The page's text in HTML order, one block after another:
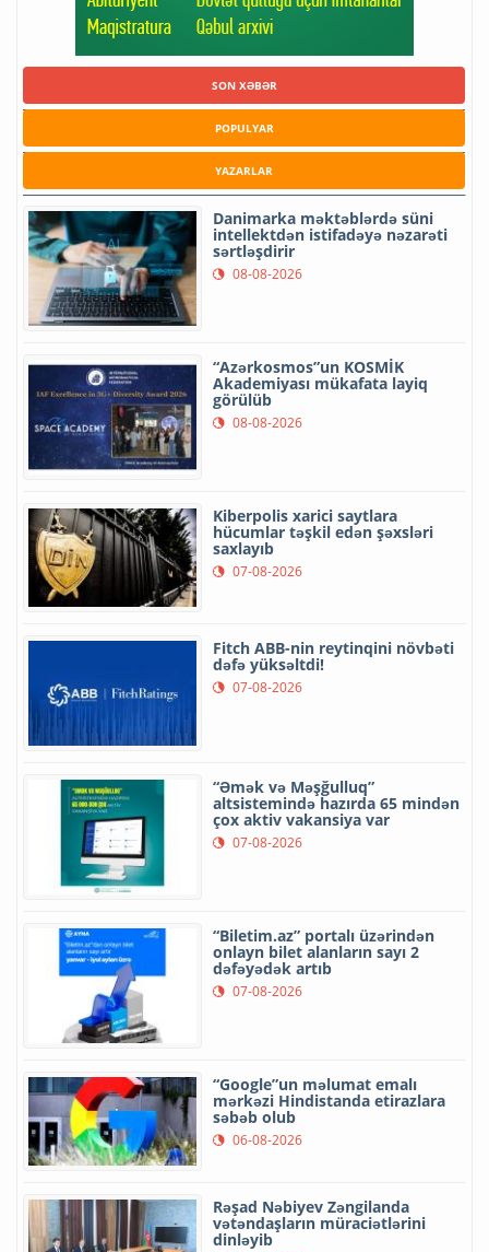
SON XƏBƏR
POPULYAR
YAZARLAR
Danimarka məktəblərdə süni
intellektdən istifadəyə nəzarəti
sərtləşdirir
08-08-2026
“Azərkosmos”un KOSMİK
Akademiyası mükafata layiq
görülüb
08-08-2026
Kiberpolis xarici saytlara
hücumlar təşkil edən şəxsləri
saxlayıb
07-08-2026
Fitch ABB-nin reytinqini növbəti
dəfə yüksəltdi!
07-08-2026
“Əmək və Məşğulluq”
altsistemində hazırda 65 mindən
çox aktiv vakansiya var
07-08-2026
“Biletim.az” portalı üzərindən
onlayn bilet alanların sayı 2
dəfəyədək artıb
07-08-2026
“Google”un məlumat emalı
mərkəzi Hindistanda etirazlara
səbəb olub
06-08-2026
Rəşad Nəbiyev Zəngilanda
vətəndaşların müraciətlərini
dinləyib